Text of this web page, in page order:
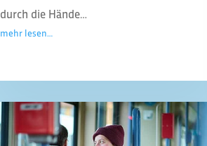
durch die Hände…
mehr lesen…